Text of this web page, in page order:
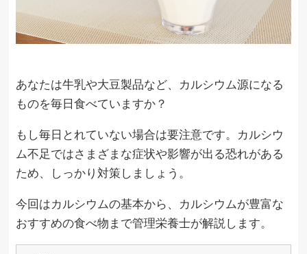
あなたは牛乳や大豆製品など、カルシウム源になる
ものを毎日食べていますか？
もし毎日とれていない場合は要注意です。カルシウ
ム不足ではさまざまな症状や影響が出る恐れがある
ため、しっかり対策しましょう。
今回はカルシウムの基本から、カルシウムが豊富な
おすすめの食べ物まで管理栄養士が解説します。